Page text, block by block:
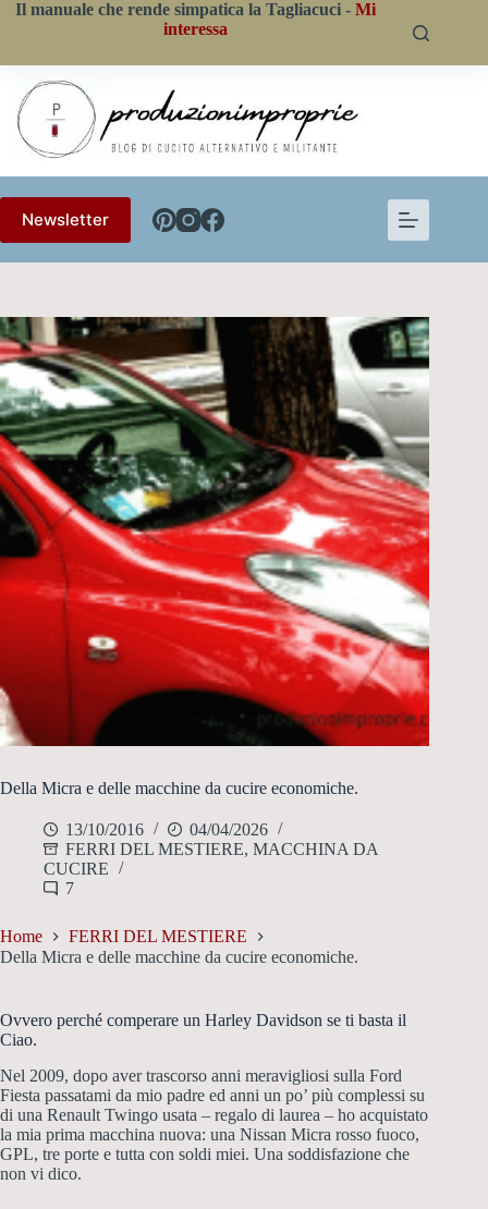
SaltaIl manuale che rende simpatica la Tagliacuci -Mi
interessa
Newsletter
Della Micra e delle macchine da cucire economiche.
13/10/2016
04/04/2026
FERRI DEL MESTIERE, MACCHINA DA
CUCIRE
7
Home
FERRI DEL MESTIERE
Della Micra e delle macchine da cucire economiche.
Ovvero perché comperare un Harley Davidson se ti basta il
Ciao.
Nel 2009, dopo aver trascorso anni meravigliosi sulla Ford
Fiesta passatami da mio padre ed anni un po’ più complessi su
di una Renault Twingo usata – regalo di laurea – ho acquistato
la mia prima macchina nuova: una Nissan Micra rosso fuoco,
GPL, tre porte e tutta con soldi miei. Una soddisfazione che
non vi dico.